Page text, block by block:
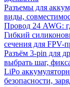
Разъемы для
виды,
Провод 24 AWG:
Гибкий
сечения для FPV-
Разъём 3-pin для
выбрать шаг,
LiPo
безопасности,